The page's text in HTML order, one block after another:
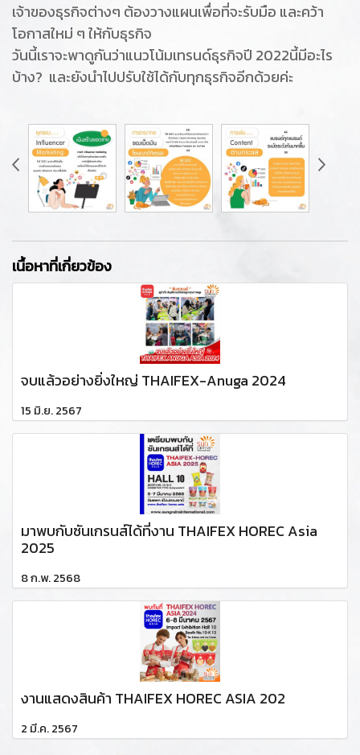
เจ้าของธุรกิจต่างๆ ต้องวางแผนเพื่อที่จะรับมือ และคว้า
โอกาสใหม่ ๆ ให้กับธุรกิจ
วันนี้เราจะพาดูกันว่าแนวโน้มเทรนด์ธุรกิจปี 2022นี้มีอะไร
บ้าง? และยังนำไปปรับใช้ได้กับทุกธุรกิจอีกด้วยค่ะ
เนื้อหาที่เกี่ยวข้อง
จบแล้วอย่างยิ่งใหญ่ THAIFEX-Anuga 2024
15 มิ.ย. 2567
มาพบกับซันเกรนส์ได้ที่งาน THAIFEX HOREC Asia
2025
8 ก.พ. 2568
งานแสดงสินค้า THAIFEX HOREC ASIA 202
2 มี.ค. 2567